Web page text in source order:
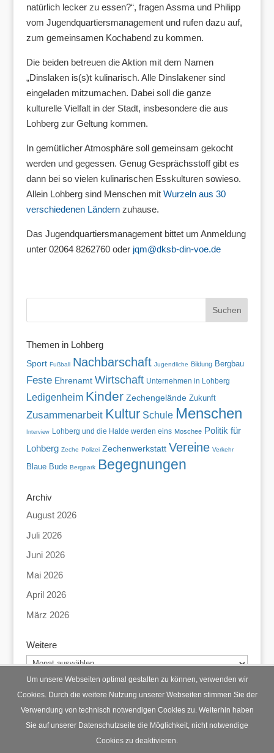
natürlich lecker zu essen?“, fragen Assma und Philipp
vom Jugendquartiersmanagement und rufen dazu auf,
zum gemeinsamen Kochabend zu kommen.
Die beiden betreuen die Aktion mit dem Namen
„Dinslaken is(s)t kulinarisch. Alle Dinslakener sind
eingeladen mitzumachen. Dabei soll die ganze
kulturelle Vielfalt in der Stadt, insbesondere die aus
Lohberg zur Geltung kommen.
In gemütlicher Atmosphäre soll gemeinsam gekocht
werden und gegessen. Genug Gesprächsstoff gibt es
dann bei so vielen kulinarischen Esskulturen sowieso.
Allein Lohberg sind Menschen mit Wurzeln aus 30
verschiedenen Ländernzuhause.
Das Jugendquartiersmanagement bittet um Anmeldung
unter 02064 8262760 oder jqm@dksb-din-voe.de
Themen in Lohberg
Sport Fußball Nachbarschaft Jugendliche Bildung Bergbau
Feste Ehrenamt Wirtschaft Unternehmen in Lohberg
Ledigenheim Kinder Zechengelände Zukunft
Zusammenarbeit Kultur Schule Menschen
Interview Lohberg und die Halde werden eins Moschee Politik für
Lohberg Zeche Polizei Zechenwerkstatt Vereine Verkehr
Blaue Bude Bergpark Begegnungen
Archiv
August 2026
Juli 2026
Juni 2026
Mai 2026
April 2026
März 2026
Weitere
Weitere
Startseite Datenschutz Impressum
Um unsere Webseiten optimal gestalten zu können, verwenden wir
Cookies. Durch die weitere Nutzung unserer Webseiten stimmen Sie der
Verwendung von technisch notwendigen Cookies zu. Weiterhin haben
Sie auf unserer Datenschutzseite die Möglichkeit, nicht notwendige
Cookies zu deaktivieren.